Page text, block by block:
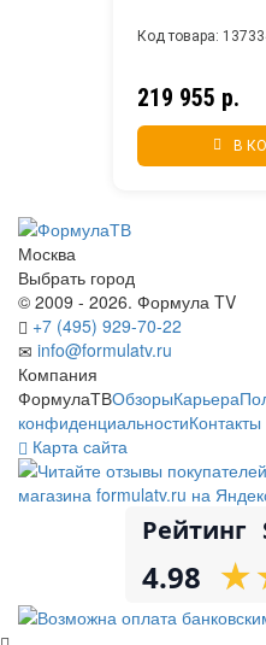
219 955 р.
В
Код товара:
Москва
Выбрать город
© 2009 - 2026. Формула TV
+7 (495) 929-70-22
info@formulatv.ru
Компания
ФормулаТВОбзорыКарьера
конфиденциальностиКонтакты
Карта сайта
Рейтинг
4.98 ★
★